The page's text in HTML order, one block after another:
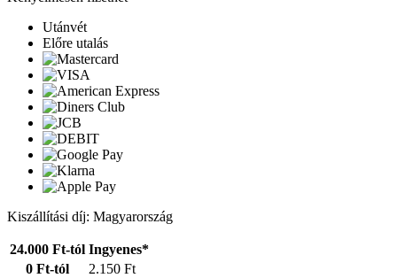
Utánvét
Előre utalás
Kiszállítási díj: Magyarország
24.000 Ft-tól Ingyenes*
0 Ft-tól
2.150 Ft